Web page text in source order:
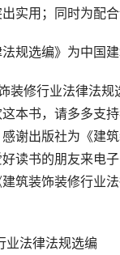
实用；同时为配
选编》为中国建
装修行业法律法
本书，请多多支
谢出版社为《建
读书的朋友来电
筑装饰装修行业
业法律法规选编